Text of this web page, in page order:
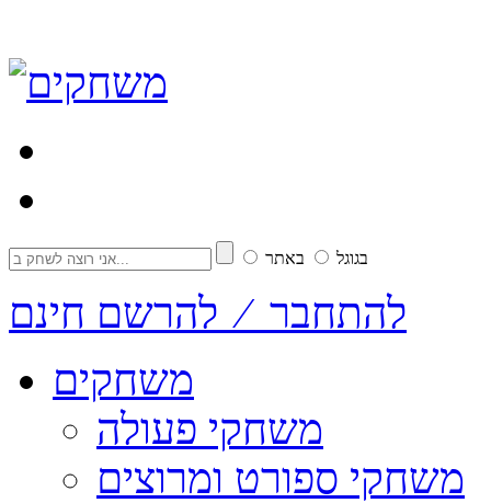
בגוגל באתר
להתחבר ⁄ להרשם חינם
משחקים
משחקי פעולה
משחקי ספורט ומרוצים